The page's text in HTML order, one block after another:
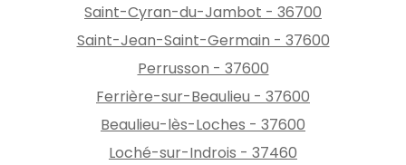
Saint-Cyran-du-Jambot - 36700
Saint-Jean-Saint-Germain - 37600
Perrusson - 37600
Ferrière-sur-Beaulieu - 37600
Beaulieu-lès-Loches - 37600
Loché-sur-Indrois - 37460